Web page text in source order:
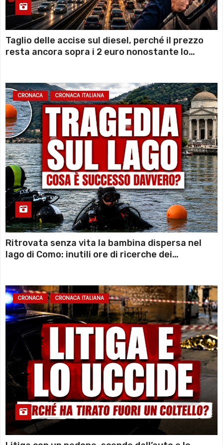
Taglio delle accise sul diesel, perché il prezzo
resta ancora sopra i 2 euro nonostante lo
CRONACA CRONACA ITALIANA
Ritrovata senza vita la bambina dispersa nel
lago di Como: inutili ore di ricerche dei
CRONACA CRONACA ITALIANA